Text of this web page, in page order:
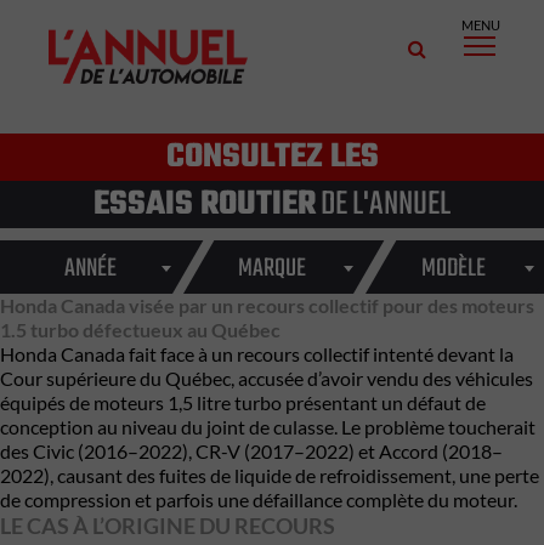
MENU
CONSULTEZ LES
ESSAIS ROUTIERDE L'ANNUEL
ANNÉE MARQUE MODÈLE
Honda Canada visée par un recours collectif pour des moteurs
1.5 turbo défectueux au Québec
Honda Canada fait face à un recours collectif intenté devant la
Cour supérieure du Québec, accusée d’avoir vendu des véhicules
équipés de moteurs 1,5 litre turbo présentant un défaut de
conception au niveau du joint de culasse. Le problème toucherait
des Civic (2016–2022), CR-V (2017–2022) et Accord (2018–
2022), causant des fuites de liquide de refroidissement, une perte
de compression et parfois une défaillance complète du moteur.
LE CAS À L’ORIGINE DU RECOURS